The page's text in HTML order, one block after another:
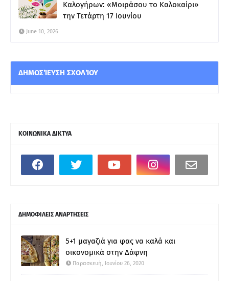
Καλογήρων: «Μοιράσου το Καλοκαίρι»
την Τετάρτη 17 Ιουνίου
June 10, 2026
ΔΗΜΟΣΊΕΥΣΗ ΣΧΟΛΊΟΥ
ΚΟΙΝΩΝΙΚΑ ΔΙΚΤΥΑ
ΔΗΜΟΦΙΛΕΙΣ ΑΝΑΡΤΗΣΕΙΣ
5+1 μαγαζιά για φας να καλά και
οικονομικά στην Δάφνη
Παρασκευή, Ιουνίου 26, 2020